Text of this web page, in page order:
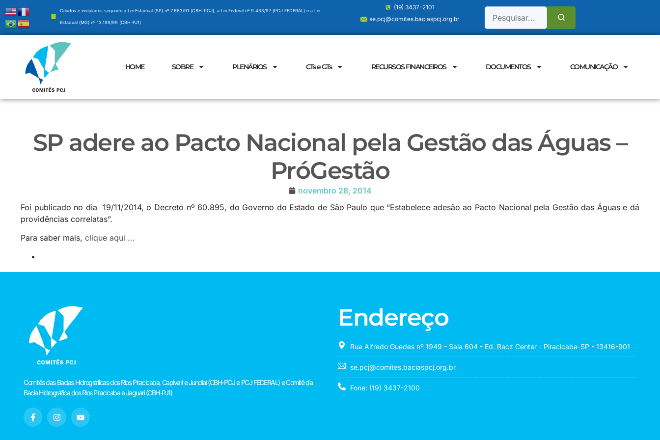
Criados e instalados segundo a Lei Estadual (SP) nº 7.663/91 (CBH-PCJ); a Lei Federal nº 9.433/97 (PCJ FEDERAL) e a Lei
Estadual (MG) nº 13.199/99 (CBH-PJ1)
(19) 3437-2101
se.pcj@comites.baciaspcj.org.br
HOME SOBRE PLENÁRIOS CTs e GTs RECURSOS FINANCEIROS DOCUMENTOS COMUNICAÇÃO
SP adere ao Pacto Nacional pela Gestão das Águas –
PróGestão
novembro 28, 2014
Foi publicado no dia 19/11/2014, o Decreto nº 60.895, do Governo do Estado de São Paulo que “Estabelece adesão ao Pacto Nacional pela Gestão das Águas e dá
providências correlatas”.
Para saber mais, clique aqui …
Comitês das Bacias Hidrográficas dos Rios Piracicaba, Capivari e Jundiaí (CBH-PCJ e PCJ FEDERAL) e Comitê da
Bacia Hidrográfica dos Rios Piracicaba e Jaguari (CBH-PJ1)
Endereço
Rua Alfredo Guedes nº 1949 - Sala 604 - Ed. Racz Center - Piracicaba-SP - 13416-901
se.pcj@comites.baciaspcj.org.br
Fone: (19) 3437-2100